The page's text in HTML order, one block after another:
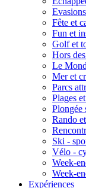
Fête et
Fun et
Golf et
Hors
Le
Mer et
Parcs
Plages
Plongée
Rando
Ski -
Vélo -
Week-
Week-
Expériences